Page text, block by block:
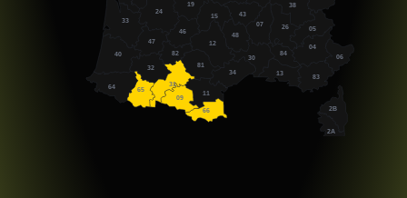
2A
2B
13
84
83
04
06
05
48
30
11
34
66
15 43
65
64
40
33
24
47
46
09
32
31
82
12
81
38
07 26
19